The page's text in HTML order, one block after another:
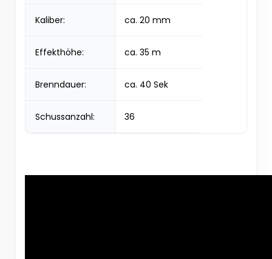
Kaliber: ca. 20 mm
Effekthöhe: ca. 35 m
Brenndauer: ca. 40 Sek
Schussanzahl: 36